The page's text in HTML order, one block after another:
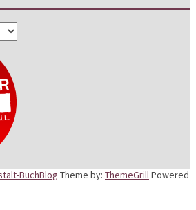
BuchBlog Theme by: ThemeGrillPowered